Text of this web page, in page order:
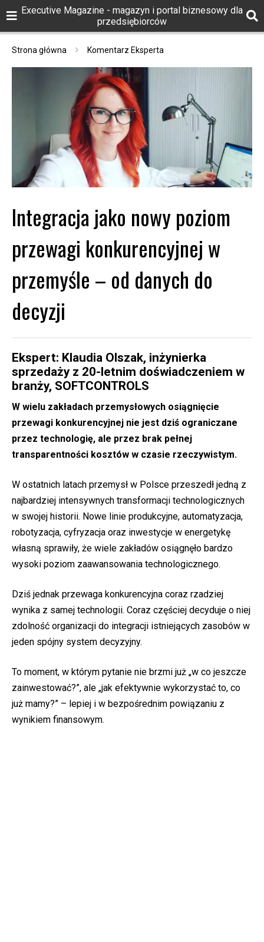
Executive Magazine - magazyn i portal biznesowy dla
przedsiębiorców
Strona główna Komentarz Eksperta
Integracja jako nowy poziom
przewagi konkurencyjnej w
przemyśle – od danych do
decyzji
Ekspert: Klaudia Olszak, inżynierka
sprzedaży z 20-letnim doświadczeniem w
branży, SOFTCONTROLS
W wielu zakładach przemysłowych osiągnięcie
przewagi konkurencyjnej nie jest dziś ograniczane
przez technologię, ale przez brak pełnej
transparentności kosztów w czasie rzeczywistym.
W ostatnich latach przemysł w Polsce przeszedł jedną z
najbardziej intensywnych transformacji technologicznych
w swojej historii. Nowe linie produkcyjne, automatyzacja,
robotyzacja, cyfryzacja oraz inwestycje w energetykę
własną sprawiły, że wiele zakładów osiągnęło bardzo
wysoki poziom zaawansowania technologicznego.
Dziś jednak przewaga konkurencyjna coraz rzadziej
wynika z samej technologii. Coraz częściej decyduje o niej
zdolność organizacji do integracji istniejących zasobów w
jeden spójny system decyzyjny.
To moment, w którym pytanie nie brzmi już „w co jeszcze
zainwestować?”, ale „jak efektywnie wykorzystać to, co
już mamy?” – lepiej i w bezpośrednim powiązaniu z
wynikiem finansowym.